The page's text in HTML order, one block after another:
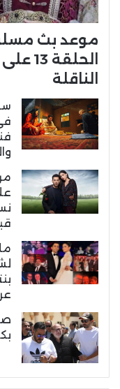
موعد بث
الناقلة